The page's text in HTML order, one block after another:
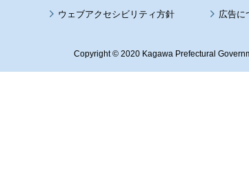
ウェブアクセシビリティ方針 広告に
Copyright © 2020 Kagawa Prefectural